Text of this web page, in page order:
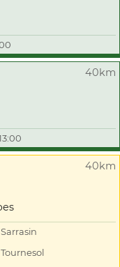
40km
40km
Sarrasin
Tournesol